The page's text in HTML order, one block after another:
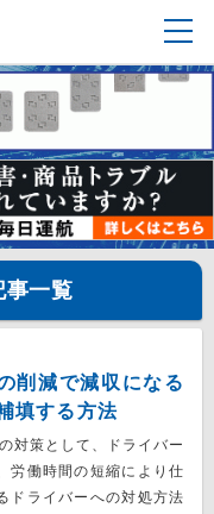
事一覧
削減で減収になる
填する方法
対策として、ドライバー
労働時間の短縮により仕
ドライバーへの対処方法